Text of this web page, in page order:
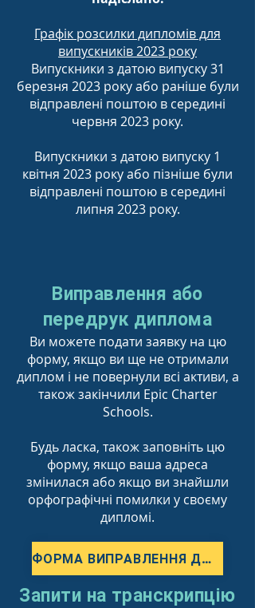
Графік розсилки дипломів для
випускників 2023 року
Випускники з датою випуску 31
березня 2023 року або раніше були
відправлені поштою в середині
червня 2023 року.
Випускники з датою випуску 1
квітня 2023 року або пізніше були
відправлені поштою в середині
липня 2023 року.
Виправлення або
передрук диплома
Ви можете подати заявку на цю
форму, якщо ви ще не отримали
диплом і не повернули всі активи, а
також закінчили Epic Charter
Schools.
Будь ласка, також заповніть цю
форму, якщо ваша адреса
змінилася або якщо ви знайшли
орфографічні помилки у своєму
дипломі.
ФОРМА ВИПРАВЛЕННЯ ДИПЛОМА
Запити на транскрипцію